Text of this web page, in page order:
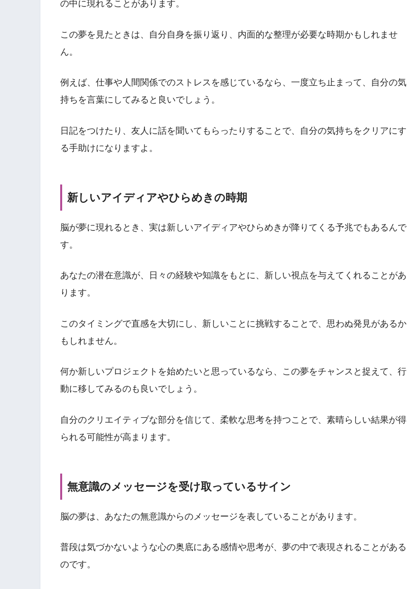
の中に現れることがあります。
この夢を見たときは、自分自身を振り返り、内面的な整理が必要な時期かもしれませ
ん。
例えば、仕事や人間関係でのストレスを感じているなら、一度立ち止まって、自分の気
持ちを言葉にしてみると良いでしょう。
日記をつけたり、友人に話を聞いてもらったりすることで、自分の気持ちをクリアにす
る手助けになりますよ。
新しいアイディアやひらめきの時期
脳が夢に現れるとき、実は新しいアイディアやひらめきが降りてくる予兆でもあるんで
す。
あなたの潜在意識が、日々の経験や知識をもとに、新しい視点を与えてくれることがあ
ります。
このタイミングで直感を大切にし、新しいことに挑戦することで、思わぬ発見があるか
もしれません。
何か新しいプロジェクトを始めたいと思っているなら、この夢をチャンスと捉えて、行
動に移してみるのも良いでしょう。
自分のクリエイティブな部分を信じて、柔軟な思考を持つことで、素晴らしい結果が得
られる可能性が高まります。
無意識のメッセージを受け取っているサイン
脳の夢は、あなたの無意識からのメッセージを表していることがあります。
普段は気づかないような心の奥底にある感情や思考が、夢の中で表現されることがある
のです。